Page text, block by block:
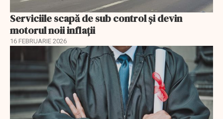
Serviciile scapă de sub control și devin
motorul noii inflații
16 FEBRUARIE 2026